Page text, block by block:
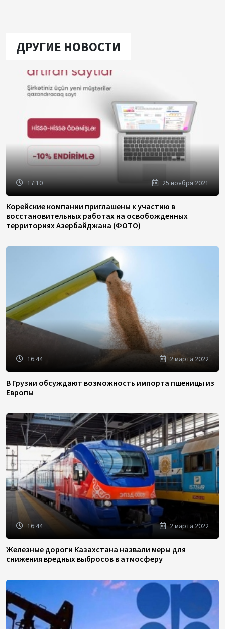
ДРУГИЕ НОВОСТИ
17:10 25 ноября 2021
Корейские компании приглашены к участию в
восстановительных работах на освобожденных
территориях Азербайджана (ФОТО)
16:44 2 марта 2022
В Грузии обсуждают возможность импорта пшеницы из
Европы
16:44 2 марта 2022
Железные дороги Казахстана назвали меры для
снижения вредных выбросов в атмосферу